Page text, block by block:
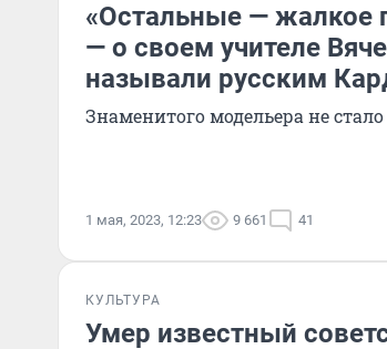
«Остальные — жалкое
— о своем учителе
называли русским
Знаменитого модельера не
1 мая, 2023, 12:23 9 661 41
КУЛЬТУРА
Умер известный